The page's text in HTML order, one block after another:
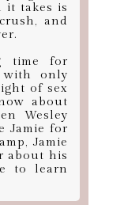
it takes is
and
time for
with only
of sex
about
Wesley
Jamie for
Jamie
about his
to learn